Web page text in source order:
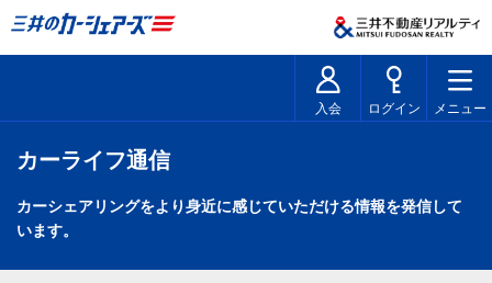
入会 ログイン メニュー
カーライフ通信
カーシェアリングをより身近に感じていただける情報を発信して
います。